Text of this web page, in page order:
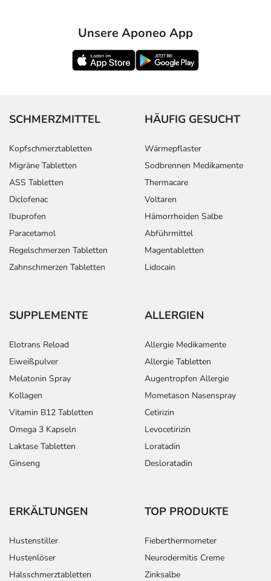
Unsere Aponeo App
SCHMERZMITTEL
Kopfschmerztabletten
Migräne Tabletten
ASS Tabletten
Diclofenac
Ibuprofen
Paracetamol
Regelschmerzen Tabletten
Zahnschmerzen Tabletten
HÄUFIG GESUCHT
Wärmepflaster
Sodbrennen Medikamente
Thermacare
Voltaren
Hämorrhoiden Salbe
Abführmittel
Magentabletten
Lidocain
SUPPLEMENTE
Elotrans Reload
Eiweißpulver
Melatonin Spray
Kollagen
Vitamin B12 Tabletten
Omega 3 Kapseln
Laktase Tabletten
Ginseng
ALLERGIEN
Allergie Medikamente
Allergie Tabletten
Augentropfen Allergie
Mometason Nasenspray
Cetirizin
Levocetirizin
Loratadin
Desloratadin
ERKÄLTUNGEN
Hustenstiller
Hustenlöser
Halsschmerztabletten
TOP PRODUKTE
Fieberthermometer
Neurodermitis Creme
Zinksalbe